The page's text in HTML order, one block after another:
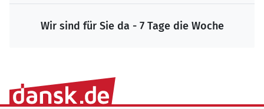
Wir sind für Sie da - 7 Tage die Woche